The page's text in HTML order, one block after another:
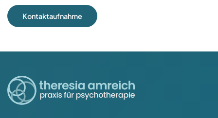
Kontaktaufnahme